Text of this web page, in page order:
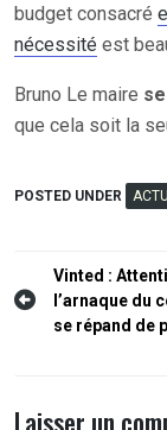
budget consacré
nécessité est
Bruno Le maire
que cela soit la
POSTED UNDER
Navigation
de
Vinted :
l’arnaque du
se répand de
Laisser un